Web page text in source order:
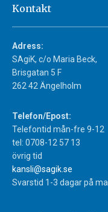
Kontakt
Adress:
SAgiK, c/o Maria Beck,
Brisgatan 5 F
262 42 Ängelholm
Telefon/Epost:
Telefontid mån-fre 9-12
tel: 0708-12 57 13
övrig tid
kansli@sagik.se
Svarstid 1-3 dagar på